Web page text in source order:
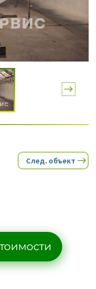
След. объект